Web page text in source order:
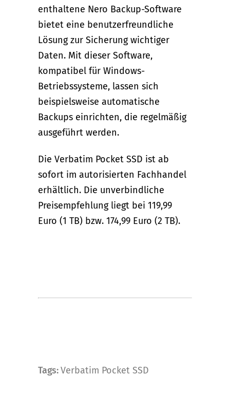
enthaltene Nero Backup-Software
bietet eine benutzerfreundliche
Lösung zur Sicherung wichtiger
Daten. Mit dieser Software,
kompatibel für Windows-
Betriebssysteme, lassen sich
beispielsweise automatische
Backups einrichten, die regelmäßig
ausgeführt werden.
Die Verbatim Pocket SSD ist ab
sofort im autorisierten Fachhandel
erhältlich. Die unverbindliche
Preisempfehlung liegt bei 119,99
Euro (1 TB) bzw. 174,99 Euro (2 TB).
Tags: Verbatim Pocket SSD